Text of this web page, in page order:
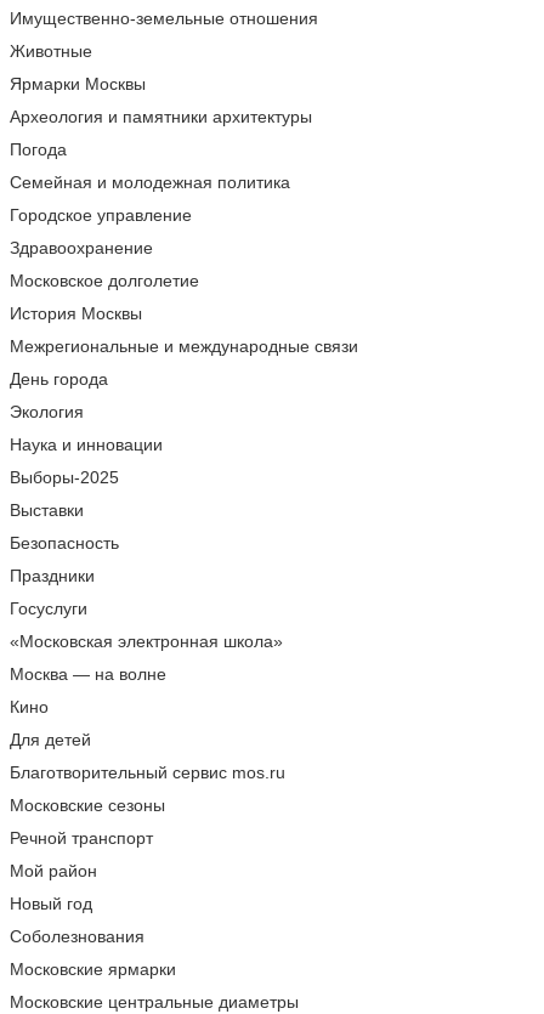
Имущественно-земельные отношения
Животные
Ярмарки Москвы
Археология и памятники архитектуры
Погода
Семейная и молодежная политика
Городское управление
Здравоохранение
Московское долголетие
История Москвы
Межрегиональные и международные связи
День города
Экология
Наука и инновации
Выборы-2025
Выставки
Безопасность
Праздники
Госуслуги
«Московская электронная школа»
Москва — на волне
Кино
Для детей
Благотворительный сервис mos.ru
Московские сезоны
Речной транспорт
Мой район
Новый год
Соболезнования
Московские ярмарки
Московские центральные диаметры